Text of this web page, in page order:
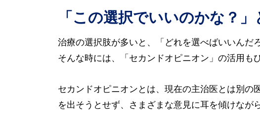
「この選択でいいのかな？
治療の選択肢が多いと、「どれを選べばいいんだ
そんな時には、「セカンドオピニオン」の活用も
セカンドオピニオンとは、現在の主治医とは別
を出そうとせず、さまざまな意見に耳を傾けなが